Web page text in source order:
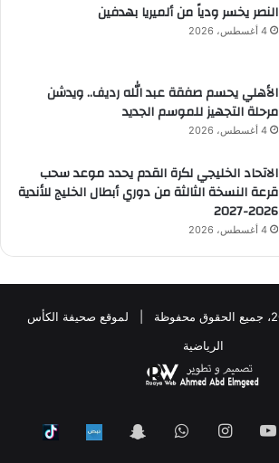
النصر يخسر ودياً من ألميريا بهدفين
4 أغسطس، 2026
الأهلي يحسم صفقة عبد الله رديف.. ويدشن
مرحلة التجهيز للموسم الجديد
4 أغسطس، 2026
الاتحاد الخليجي لكرة القدم يحدد موعد سحب
قرعة النسخة الثالثة من دوري أبطال الخليج للأندية
2026-2027
4 أغسطس، 2026
© حقوق النشر 2026، جميع الحقوق محفوظة | لموقع صحيفة الكأس
الرياضية
‫YouTubeانستقرامواتساب Snapchat
Nabd